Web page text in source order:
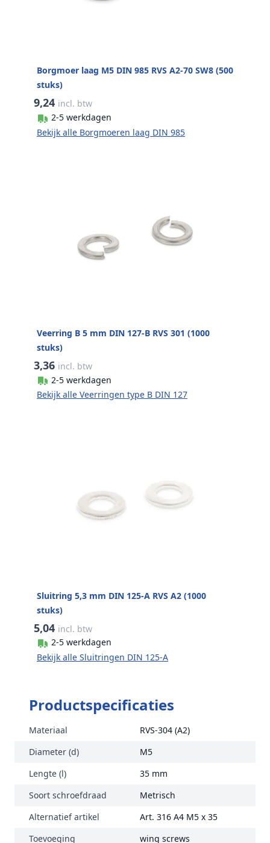
Borgmoer laag M5 DIN 985 RVS A2-70 SW8 (500
stuks)
9,24 incl. btw
2-5 werkdagen
Bekijk alle Borgmoeren laag DIN 985
Veerring B 5 mm DIN 127-B RVS 301 (1000
stuks)
3,36 incl. btw
2-5 werkdagen
Bekijk alle Veerringen type B DIN 127
Sluitring 5,3 mm DIN 125-A RVS A2 (1000
stuks)
5,04 incl. btw
2-5 werkdagen
Bekijk alle Sluitringen DIN 125-A
Productspecificaties
Materiaal
RVS-304 (A2)
Diameter (d)
M5
Lengte (l)
35 mm
Soort schroefdraad
Metrisch
Alternatief artikel
Art. 316 A4 M5 x 35
Toevoeging
wing screws